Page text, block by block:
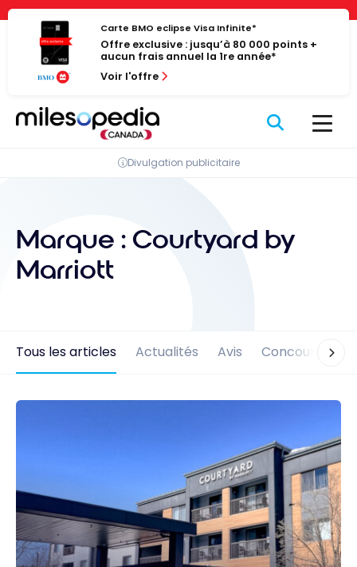
Panneau de gestion des cookies
Passer
contenu
Carte BMO eclipse Visa Infinite*
Offre exclusive : jusqu’à 80 000 points +
aucun frais annuel la 1re année*
Voir l'offre
Divulgation publicitaire
Marque : Courtyard by
Marriott
Tous les articles Actualités Avis Concours